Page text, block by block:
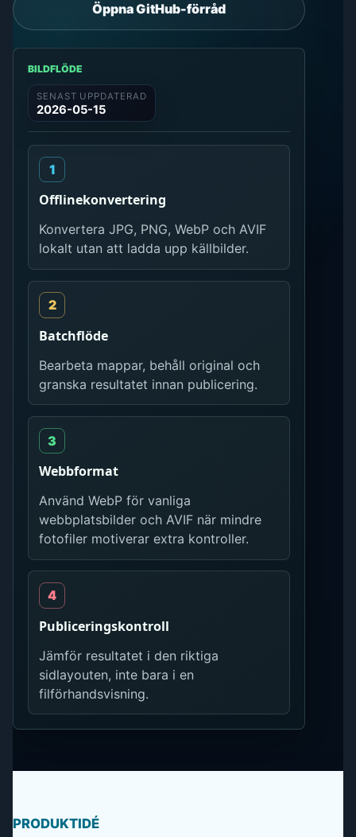
Öppna GitHub-förråd
BILDFLÖDE
SENAST UPPDATERAD
2026-05-15
Offlinekonvertering
Konvertera JPG, PNG, WebP och AVIF
lokalt utan att ladda upp källbilder.
Batchflöde
Bearbeta mappar, behåll original och
granska resultatet innan publicering.
Webbformat
Använd WebP för vanliga
webbplatsbilder och AVIF när mindre
fotofiler motiverar extra kontroller.
Publiceringskontroll
Jämför resultatet i den riktiga
sidlayouten, inte bara i en
filförhandsvisning.
PRODUKTIDÉ